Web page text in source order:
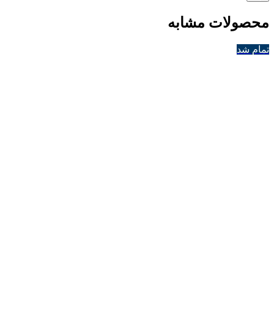
محصولات مشابه
تمام شد